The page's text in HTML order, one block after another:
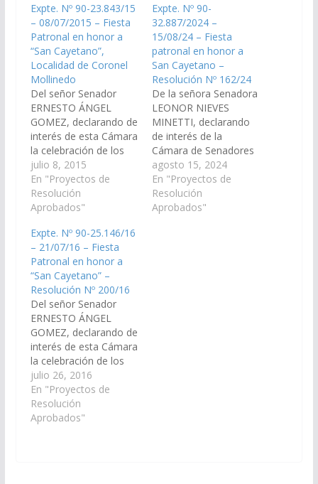
Expte. Nº 90-23.843/15
– 08/07/2015 – Fiesta
Patronal en honor a
“San Cayetano”,
Localidad de Coronel
Mollinedo
Del señor Senador
ERNESTO ÁNGEL
GOMEZ, declarando de
interés de esta Cámara
la celebración de los
actos y festejos de la
Fiesta Patronal en
honor a "San
Cayetano", a realizarse
corriente año en la
Localidad de Coronel
Mollinedo, Jurisdicción
del Municipio de
Apolinario Saravia,…
julio 8, 2015
En "Proyectos de
Resolución
Aprobados"
Expte. Nº 90-
32.887/2024 –
15/08/24 – Fiesta
patronal en honor a
San Cayetano –
Resolución Nº 162/24
De la señora Senadora
LEONOR NIEVES
MINETTI, declarando
de interés de la
Cámara de Senadores
la Fiesta patronal en
honor a San Cayetano,
a celebrarse el día 17
de Agosto del
agosto 15, 2024
En "Proyectos de
Resolución
Aprobados"
Expte. Nº 90-25.146/16
– 21/07/16 – Fiesta
Patronal en honor a
“San Cayetano” –
Resolución Nº 200/16
Del señor Senador
ERNESTO ÁNGEL
GOMEZ, declarando de
interés de esta Cámara
la celebración de los
actos y festejos de la
Fiesta Patronal en
honor a "San
Cayetano", a realizarse
julio 26, 2016
En "Proyectos de
Resolución
Aprobados"